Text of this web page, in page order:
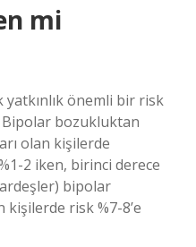
mi
önemli bir risk
bozukluktan
olan kişilerde
%1-2 iken, birinci derece
bipolar
risk %7-8’e